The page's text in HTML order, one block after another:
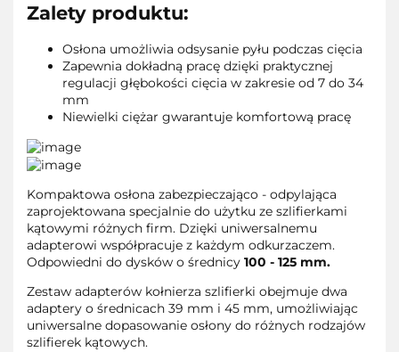
Zalety produktu:
Osłona umożliwia odsysanie pyłu podczas cięcia
Zapewnia dokładną pracę dzięki praktycznej
regulacji głębokości cięcia w zakresie od 7 do 34
mm
Niewielki ciężar gwarantuje komfortową pracę
Kompaktowa osłona zabezpieczająco - odpylająca
zaprojektowana specjalnie do użytku ze szlifierkami
kątowymi różnych firm. Dzięki uniwersalnemu
adapterowi współpracuje z każdym odkurzaczem.
Odpowiedni do dysków o średnicy 100 - 125 mm.
Zestaw adapterów kołnierza szlifierki obejmuje dwa
adaptery o średnicach 39 mm i 45 mm, umożliwiając
uniwersalne dopasowanie osłony do różnych rodzajów
szlifierek kątowych.